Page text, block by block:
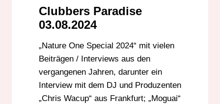
Clubbers Paradise
03.08.2024
„Nature One Special 2024“ mit vielen
Beiträgen / Interviews aus den
vergangenen Jahren, darunter ein
Interview mit dem DJ und Produzenten
„Chris Wacup“ aus Frankfurt; „Moguai“